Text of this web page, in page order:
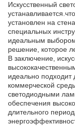
Искусственный
установлен на
специальных
идеальным
решение, которое
В заключение,
идеально
коммерческой
светодиодными
обеспечения
длительного